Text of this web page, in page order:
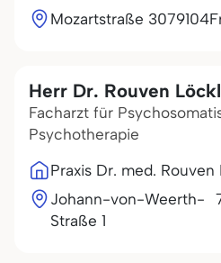
Mozartstraße 3079104
Herr Dr. Rouven
Facharzt für
Psychotherapie
Praxis Dr. med. Rouven
Johann-von-Weerth-
Straße 1